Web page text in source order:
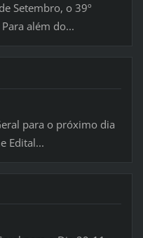
Setembro, o 39º
além do...
para o próximo dia
Edital...